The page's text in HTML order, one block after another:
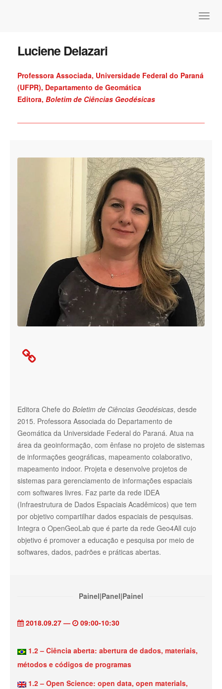
Luciene Delazari
Professora Associada, Universidade Federal do Paraná
(UFPR), Departamento de Geomática
Editora, Boletim de Ciências Geodésicas

Editora Chefe do Boletim de Ciências Geodésicas, desde
2015. Professora Associada do Departamento de
Geomática da Universidade Federal do Paraná. Atua na
área da geoinformação, com ênfase no projeto de sistemas
de informações geográficas, mapeamento colaborativo,
mapeamento indoor. Projeta e desenvolve projetos de
sistemas para gerenciamento de informações espaciais
com softwares livres. Faz parte da rede IDEA
(Infraestrutura de Dados Espaciais Acadêmicos) que tem
por objetivo compartilhar dados espaciais de pesquisas.
Integra o OpenGeoLab que é parte da rede Geo4All cujo
objetivo é promover a educação e pesquisa por meio de
softwares, dados, padrões e práticas abertas.
Painel|Panel|Painel
2018.09.27 — 09:00-10:30
1.2 – Ciência aberta: abertura de dados, materiais,
métodos e códigos de programas
1.2 – Open Science: open data, open materials,